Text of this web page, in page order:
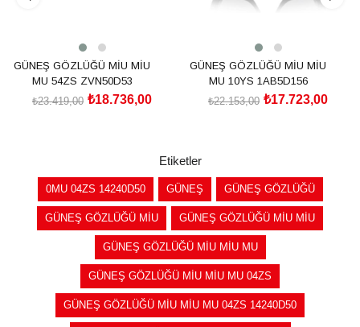
GÜNEŞ GÖZLÜĞÜ MİU MİU
MU 54ZS ZVN50D53
₺18.736,00
₺23.419,00
GÜNEŞ GÖZLÜĞÜ MİU MİU
MU 10YS 1AB5D156
₺17.723,00
₺22.153,00
Etiketler
0MU 04ZS 14240D50 GÜNEŞ GÜNEŞ GÖZLÜĞÜ
GÜNEŞ GÖZLÜĞÜ MİU GÜNEŞ GÖZLÜĞÜ MİU MİU
GÜNEŞ GÖZLÜĞÜ MİU MİU MU
GÜNEŞ GÖZLÜĞÜ MİU MİU MU 04ZS
GÜNEŞ GÖZLÜĞÜ MİU MİU MU 04ZS 14240D50